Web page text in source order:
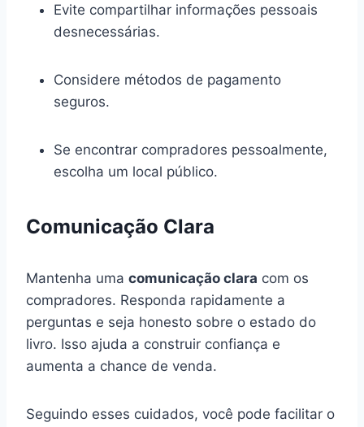
Evite compartilhar informações pessoais
desnecessárias.
Considere métodos de pagamento
seguros.
Se encontrar compradores pessoalmente,
escolha um local público.
Comunicação Clara
Mantenha uma comunicação clara com os
compradores. Responda rapidamente a
perguntas e seja honesto sobre o estado do
livro. Isso ajuda a construir confiança e
aumenta a chance de venda.
Seguindo esses cuidados, você pode facilitar o